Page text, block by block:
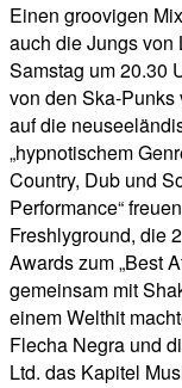
Einen groovigen
auch die Jungs von
Samstag um 20.30
von den Ska-Punks
auf die
„hypnotischem
Country, Dub und
Performance“
Freshlyground, die
Awards zum „Best
gemeinsam mit
einem Welthit
Flecha Negra und
Ltd. das Kapitel